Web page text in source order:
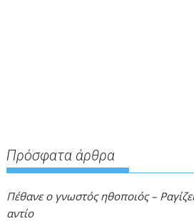
Πρόσφατα άρθρα
Πέθανε ο γνωστός ηθοποιός –
αντίο